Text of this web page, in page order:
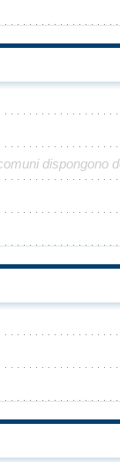
dispongono